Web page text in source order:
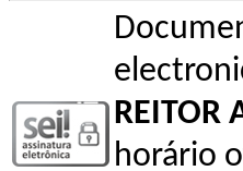
REITOR
horário